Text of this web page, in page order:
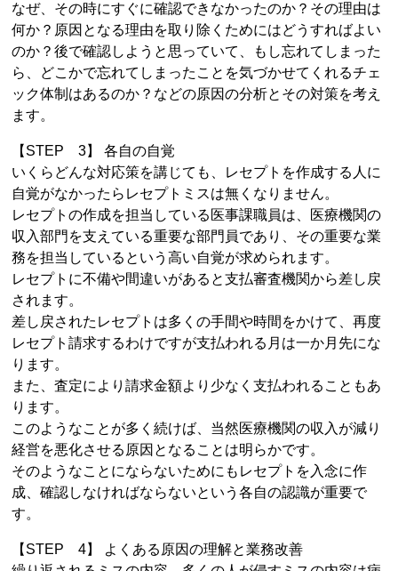
なぜ、その時にすぐに確認できなかったのか？その理由は
何か？原因となる理由を取り除くためにはどうすればよい
のか？後で確認しようと思っていて、もし忘れてしまった
ら、どこかで忘れてしまったことを気づかせてくれるチェ
ック体制はあるのか？などの原因の分析とその対策を考え
ます。
【STEP 3】 各自の自覚
いくらどんな対応策を講じても、レセプトを作成する人に
自覚がなかったらレセプトミスは無くなりません。
レセプトの作成を担当している医事課職員は、医療機関の
収入部門を支えている重要な部門員であり、その重要な業
務を担当しているという高い自覚が求められます。
レセプトに不備や間違いがあると支払審査機関から差し戻
されます。
差し戻されたレセプトは多くの手間や時間をかけて、再度
レセプト請求するわけですが支払われる月は一か月先にな
ります。
また、査定により請求金額より少なく支払われることもあ
ります。
このようなことが多く続けば、当然医療機関の収入が減り
経営を悪化させる原因となることは明らかです。
そのようなことにならないためにもレセプトを入念に作
成、確認しなければならないという各自の認識が重要で
す。
【STEP 4】 よくある原因の理解と業務改善